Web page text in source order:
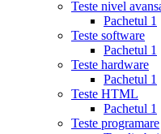
Teste nivel
Pachetul 1
Teste software
Pachetul 1
Teste hardware
Pachetul 1
Teste HTML
Pachetul 1
Teste programare